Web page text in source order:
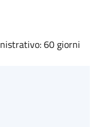
60 giorni